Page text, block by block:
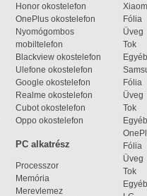
Honor okostelefon
OnePlus okostelefon
Nyomógombos
mobiltelefon
Blackview okostelefon
Ulefone okostelefon
Google okostelefon
Realme okostelefon
Cubot okostelefon
Oppo okostelefon
Fólia
Üveg
Tok
Egyéb
Fólia
Üveg
Tok
Egyéb
Fólia
Üveg
Tok
Egyéb
PC alkatrész
Processzor
Memória
Merevlemez